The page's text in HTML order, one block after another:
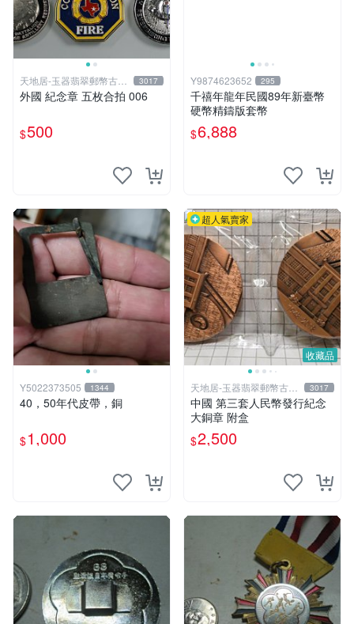
天地居-玉器翡翠郵幣古玩
藝品
3017
外國 紀念章 五枚合拍 006
$500
Y9874623652 295
千禧年龍年民國89年新臺幣
硬幣精鑄版套幣
$6,888
Y5022373505 1344
40，50年代皮帶，銅
$1,000
收藏品
超人氣賣家
天地居-玉器翡翠郵幣古玩
藝品
3017
中國 第三套人民幣發行紀念
大銅章 附盒
$2,500